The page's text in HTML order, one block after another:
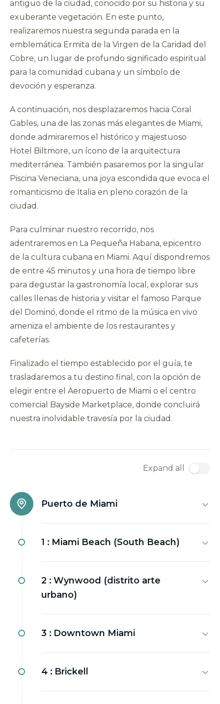
antiguo de la ciudad, conocido por su historia y su
exuberante vegetación. En este punto,
realizaremos nuestra segunda parada en la
emblemática Ermita de la Virgen de la Caridad del
Cobre, un lugar de profundo significado espiritual
para la comunidad cubana y un símbolo de
devoción y esperanza.
A continuación, nos desplazaremos hacia Coral
Gables, una de las zonas más elegantes de Miami,
donde admiraremos el histórico y majestuoso
Hotel Biltmore, un ícono de la arquitectura
mediterránea. También pasaremos por la singular
Piscina Veneciana, una joya escondida que evoca el
romanticismo de Italia en pleno corazón de la
ciudad.
Para culminar nuestro recorrido, nos
adentraremos en La Pequeña Habana, epicentro
de la cultura cubana en Miami. Aquí dispondremos
de entre 45 minutos y una hora de tiempo libre
para degustar la gastronomía local, explorar sus
calles llenas de historia y visitar el famoso Parque
del Dominó, donde el ritmo de la música en vivo
ameniza el ambiente de los restaurantes y
cafeterías.
Finalizado el tiempo establecido por el guía, te
trasladaremos a tu destino final, con la opción de
elegir entre el Aeropuerto de Miami o el centro
comercial Bayside Marketplace, donde concluirá
nuestra inolvidable travesía por la ciudad.
Expand all
Puerto de Miami
1 : Miami Beach (South Beach)
2 : Wynwood (distrito arte
urbano)
3 : Downtown Miami
4 : Brickell